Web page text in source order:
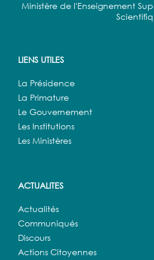
Ministère de l'Enseignement
LIENS UTILES
La Présidence
La Primature
Le Gouvernement
Les Institutions
Les Ministères
ACTUALITES
Actualités
Communiqués
Discours
Actions Citoyennes